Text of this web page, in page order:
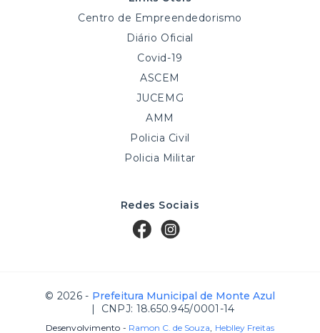
Centro de Empreendedorismo
Diário Oficial
Covid-19
ASCEM
JUCEMG
AMM
Policia Civil
Policia Militar
Redes Sociais
© 2026 - Prefeitura Municipal de Monte Azul
| CNPJ: 18.650.945/0001-14
Desenvolvimento - Ramon C. de Souza Heblley Freitas